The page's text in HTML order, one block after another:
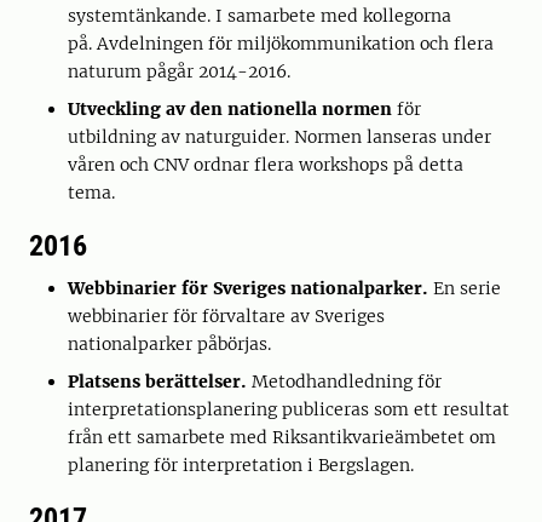
systemtänkande. I samarbete med kollegorna
på. Avdelningen för miljökommunikation och flera
naturum pågår 2014-2016.
Utveckling av den nationella normen för
utbildning av naturguider. Normen lanseras under
våren och CNV ordnar flera workshops på detta
tema.
2016
Webbinarier för Sveriges nationalparker. En serie
webbinarier för förvaltare av Sveriges
nationalparker påbörjas.
Platsens berättelser. Metodhandledning för
interpretationsplanering publiceras som ett resultat
från ett samarbete med Riksantikvarieämbetet om
planering för interpretation i Bergslagen.